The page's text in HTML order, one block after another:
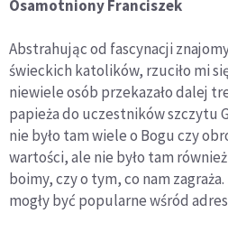
Osamotniony Franciszek
Abstrahując od fascynacji
świeckich katolików, rzuciło mi
niewiele osób przekazało dalej
papieża do uczestników szczytu
nie było tam wiele o Bogu czy
wartości, ale nie było tam
boimy, czy o tym, co nam zagraża.
mogły być popularne wśród